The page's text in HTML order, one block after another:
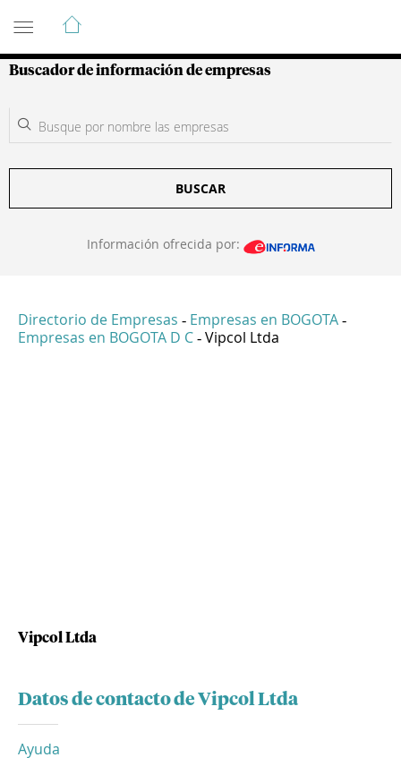
Guía de Empresas Colombianas
Buscador de información de empresas
BUSCAR
Información ofrecida por:
Directorio de Empresas - Empresas en BOGOTA -
Empresas en BOGOTA D C - Vipcol Ltda
Vipcol Ltda
Datos de contacto de Vipcol Ltda
Ayuda